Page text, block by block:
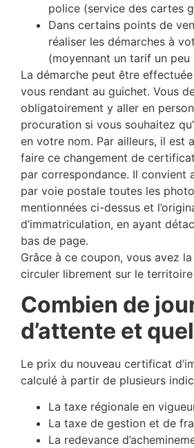
police (service des cartes
Dans certains points de
réaliser les démarches à
(moyennant un tarif un peu
La démarche peut être
vous rendant au guichet. Vous
obligatoirement y aller en
procuration si vous souhaitez
en votre nom. Par ailleurs, il est
faire ce changement de
par correspondance. Il convient
par voie postale toutes les
mentionnées ci-dessus et
d’immatriculation, en ayant
bas de page.
Grâce à ce coupon, vous avez
circuler librement sur le
Combien de
d’attente et
Le prix du nouveau certificat
calculé à partir de plusieurs
La taxe régionale en
La taxe de gestion et de
La redevance